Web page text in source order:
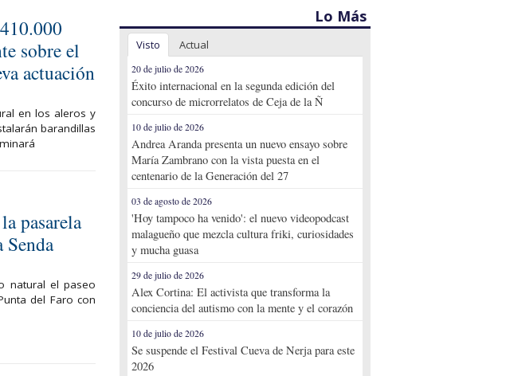
sobre el
actuación
en los aleros y
barandillas
pasarela
natural el paseo
del Faro con
Lo Más
Visto Actual
20 de julio de 2026
Éxito internacional en la segunda edición del
concurso de microrrelatos de Ceja de la Ñ
10 de julio de 2026
Andrea Aranda presenta un nuevo ensayo sobre
María Zambrano con la vista puesta en el
centenario de la Generación del 27
03 de agosto de 2026
'Hoy tampoco ha venido': el nuevo videopodcast
malagueño que mezcla cultura friki, curiosidades
y mucha guasa
29 de julio de 2026
Alex Cortina: El activista que transforma la
conciencia del autismo con la mente y el corazón
10 de julio de 2026
Se suspende el Festival Cueva de Nerja para este
2026